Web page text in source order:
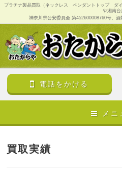
プラチナ製品買取（ネックレス ペンダントトップ ダ
や湘南台
神奈川県公安委員会 第452600008760号、
電話をかける
メニ
買取実績